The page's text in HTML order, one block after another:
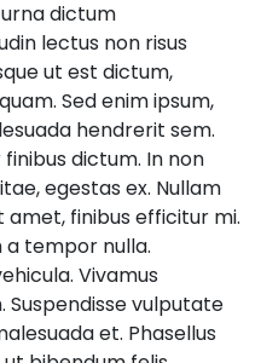
dictum
lectus non risus
ut est dictum,
Sed enim ipsum,
hendrerit sem.
dictum. In non
egestas ex. Nullam
amet, finibus efficitur mi.
a tempor nulla.
Vivamus
vulputate
et. Phasellus